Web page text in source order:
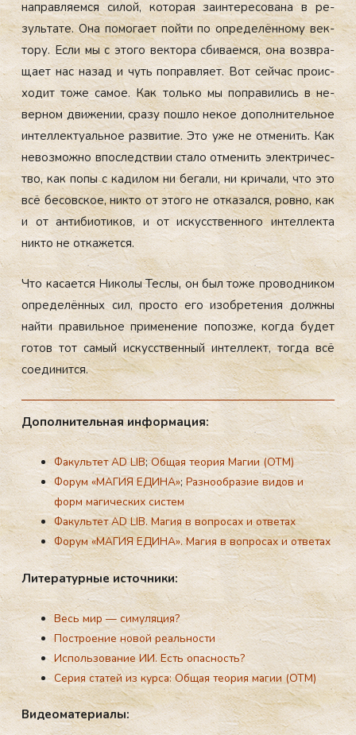
нап­равля­ем­ся си­лой, ко­торая за­ин­те­ресо­вана в ре­
зуль­та­те. Она по­мога­ет пой­ти по оп­ре­делён­но­му век­
то­ру. Ес­ли мы с это­го век­то­ра сби­ва­ем­ся, она воз­вра­
ща­ет нас на­зад и чуть поп­равля­ет. Вот сей­час про­ис­
хо­дит то­же са­мое. Как толь­ко мы поп­ра­вились в не­
вер­ном дви­жении, сра­зу пош­ло не­кое до­пол­ни­тель­ное
ин­теллек­ту­аль­ное раз­ви­тие. Это уже не от­ме­нить. Как
не­воз­можно впос­ледс­твии ста­ло от­ме­нить элек­три­чес­
тво, как по­пы с ка­дилом ни бе­гали, ни кри­чали, что это
всё бе­сов­ское, ник­то от это­го не от­ка­зал­ся, ров­но, как
и от ан­ти­би­оти­ков, и от ис­кусс­твен­но­го ин­теллек­та
ник­то не от­ка­жет­ся.
Что ка­са­ет­ся Ни­колы Тес­лы, он был то­же про­вод­ни­ком
оп­ре­делён­ных сил, прос­то его изоб­ре­тения дол­жны
най­ти пра­виль­ное при­мене­ние по­поз­же, ког­да бу­дет
го­тов тот са­мый ис­кусс­твен­ный ин­теллект, тог­да всё
со­еди­нит­ся.
До­пол­ни­тель­ная ин­фор­ма­ция:
Факультет AD LIB;Общая теория Магии (ОТМ)
Форум «МАГИЯ ЕДИНА»;Разнообразие видов и
форм магических систем
Факультет AD LIB. Магия в вопросах и ответах
Форум «МАГИЯ ЕДИНА». Магия в вопросах и ответах
Ли­те­ра­тур­ные ис­точ­ни­ки:
Весь мир — симуляция?
Построение новой реальности
Использование ИИ. Есть опасность?
Серия статей из курса: Общая теория магии (ОТМ)
Ви­де­ома­те­ри­алы: